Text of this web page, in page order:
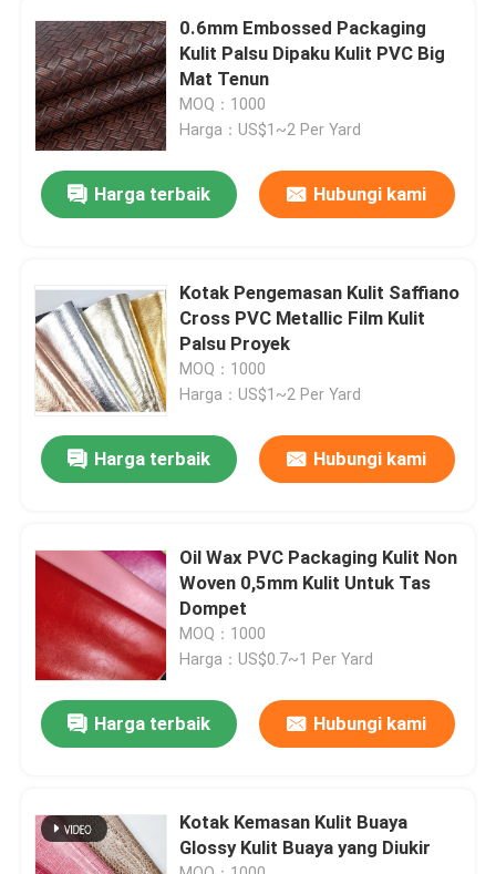
Produk
Tentang kita
Wisata pabrik
Hubungi kami
Quote request suatu
Kulit palsu PVC
Bahan Kulit Mikrofiber
0.6mm Embossed Packaging
Kulit Palsu Dipaku Kulit PVC Big
Mat Tenun
MOQ：1000
Harga：US$1~2 Per Yard
Harga terbaik Hubungi kami
Kotak Pengemasan Kulit Saffiano
Cross PVC Metallic Film Kulit
Palsu Proyek
MOQ：1000
Harga：US$1~2 Per Yard
Harga terbaik Hubungi kami
Oil Wax PVC Packaging Kulit Non
Woven 0,5mm Kulit Untuk Tas
Dompet
MOQ：1000
Harga：US$0.7~1 Per Yard
Harga terbaik Hubungi kami
Kotak Kemasan Kulit Buaya
Glossy Kulit Buaya yang Diukir